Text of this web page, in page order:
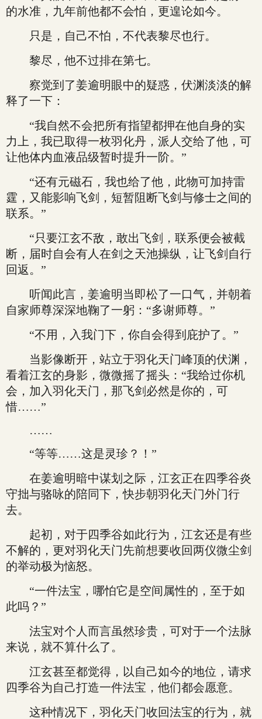
的水准，九年前他都不会怕，更遑论如今。
只是，自己不怕，不代表黎尽也行。
黎尽，他不过排在第七。
察觉到了姜逾明眼中的疑惑，伏渊淡淡的解
释了一下：
“我自然不会把所有指望都押在他自身的实
力上，我已取得一枚羽化丹，派人交给了他，可
让他体内血液品级暂时提升一阶。”
“还有元磁石，我也给了他，此物可加持雷
霆，又能影响飞剑，短暂阻断飞剑与修士之间的
联系。”
“只要江玄不敌，敢出飞剑，联系便会被截
断，届时自会有人在剑之天池操纵，让飞剑自行
回返。”
听闻此言，姜逾明当即松了一口气，并朝着
自家师尊深深地鞠了一躬：“多谢师尊。”
“不用，入我门下，你自会得到庇护了。”
当影像断开，站立于羽化天门峰顶的伏渊，
看着江玄的身影，微微摇了摇头：“我给过你机
会，加入羽化天门，那飞剑必然是你的，可
惜……”
……
“等等……这是灵珍？！”
在姜逾明暗中谋划之际，江玄正在四季谷炎
守拙与骆咏的陪同下，快步朝羽化天门外门行
去。
起初，对于四季谷如此行为，江玄还是有些
不解的，更对羽化天门先前想要收回两仪微尘剑
的举动极为恼怒。
“一件法宝，哪怕它是空间属性的，至于如
此吗？”
法宝对个人而言虽然珍贵，可对于一个法脉
来说，就不算什么了。
江玄甚至都觉得，以自己如今的地位，请求
四季谷为自己打造一件法宝，他们都会愿意。
这种情况下，羽化天门收回法宝的行为，就